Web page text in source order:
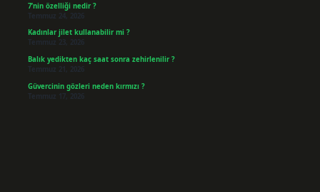
7’nin özelliği nedir ?
Temmuz 24, 2026
Kadınlar jilet kullanabilir mi ?
Temmuz 23, 2026
Balık yedikten kaç saat sonra zehirlenilir ?
Temmuz 21, 2026
Güvercinin gözleri neden kırmızı ?
Temmuz 17, 2026